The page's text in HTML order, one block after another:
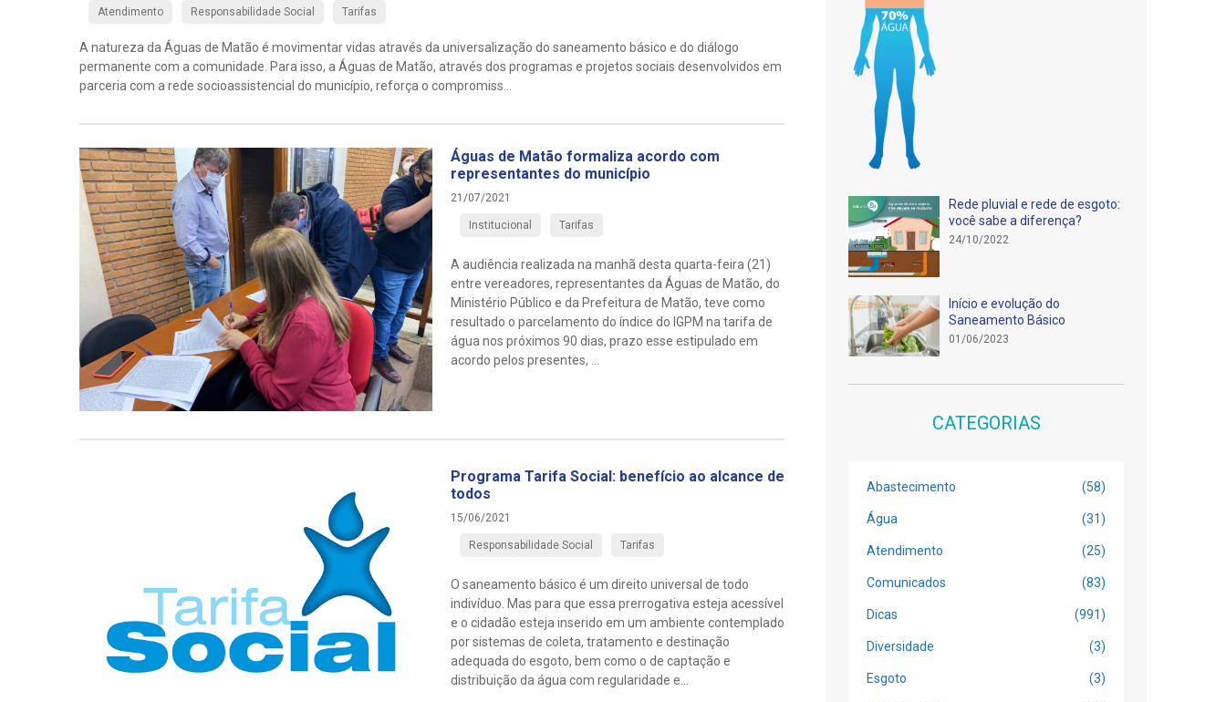
Atendimento Responsabilidade Social Tarifas
A natureza da Águas de Matão é movimentar vidas através da universalização do saneamento básico e do diálogo
permanente com a comunidade. Para isso, a Águas de Matão, através dos programas e projetos sociais desenvolvidos em
parceria com a rede socioassistencial do município, reforça o compromiss...
Águas de Matão formaliza acordo com
representantes do município
21/07/2021
Institucional Tarifas
A audiência realizada na manhã desta quarta-feira (21)
entre vereadores, representantes da Águas de Matão, do
Ministério Público e da Prefeitura de Matão, teve como
resultado o parcelamento do índice do IGPM na tarifa de
água nos próximos 90 dias, prazo esse estipulado em
acordo pelos presentes, ...
Programa Tarifa Social: benefício ao alcance de
todos
15/06/2021
Responsabilidade Social Tarifas
O saneamento básico é um direito universal de todo
indivíduo. Mas para que essa prerrogativa esteja acessível
e o cidadão esteja inserido em um ambiente contemplado
por sistemas de coleta, tratamento e destinação
adequada do esgoto, bem como o de captação e
distribuição da água com regularidade e...
Rede pluvial e rede de esgoto:
você sabe a diferença?
24/10/2022
Início e evolução do
Saneamento Básico
01/06/2023
CATEGORIAS
Abastecimento (58)
Água (31)
Atendimento (25)
Comunicados (83)
Dicas (991)
Diversidade (3)
Esgoto (3)